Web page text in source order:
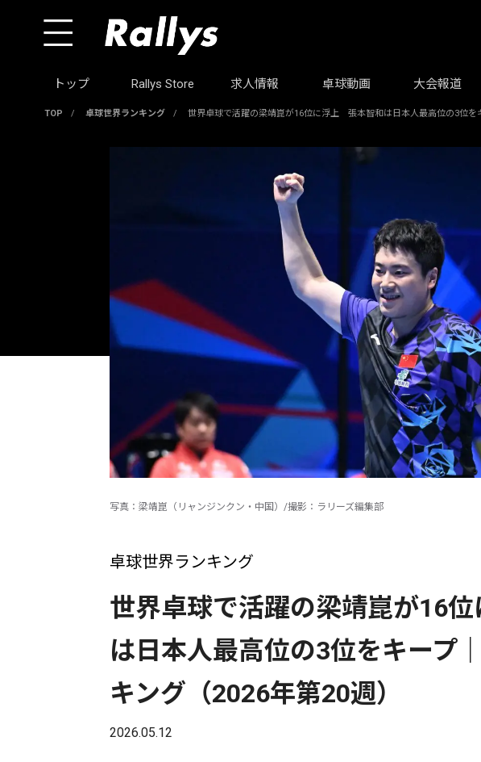
トップ Rallys Store 求人情報 卓球動画 大会報道
TOP / 卓球世界ランキング / 世界卓球で活躍の梁靖崑が16位に浮上 張本智和は日本人最高位の3位を
写真：梁靖崑（リャンジンクン・中国）/撮影：ラリーズ編集部
卓球世界ランキング
世界卓球で活躍の梁靖崑が16
は日本人最高位の3位をキープ
キング（2026年第20週）
2026.05.12